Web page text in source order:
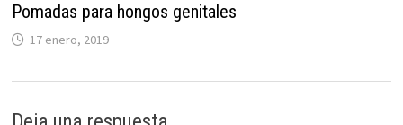
Pomadas para hongos genitales
17 enero, 2019